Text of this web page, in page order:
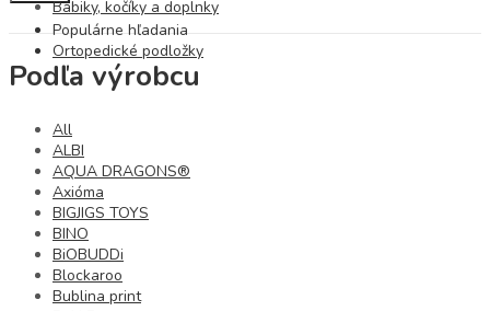
Populárne hľadania
Ortopedické podložky
Bábiky, kočíky a doplnky
Podľa výrobcu
All
ALBI
AQUA DRAGONS®
Axióma
BIGJIGS TOYS
BINO
BiOBUDDi
Blockaroo
Bublina print